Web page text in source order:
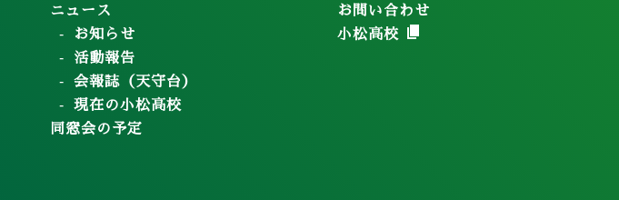
ニュース
お知らせ
活動報告
会報誌（天守台）
現在の小松高校
同窓会の予定
お問い合わせ
小松高校